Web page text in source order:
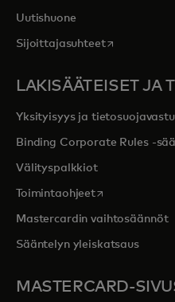
Uutishuone
Sijoittajasuhteetopens in a
LAKISÄÄTEISET JA
Yksityisyys ja
Binding Corporate Rules -
Välityspalkkiot
Toimintaohjeetopens in a new
Mastercardin vaihtosäännöt
Sääntelyn yleiskatsaus
MASTERCARD-